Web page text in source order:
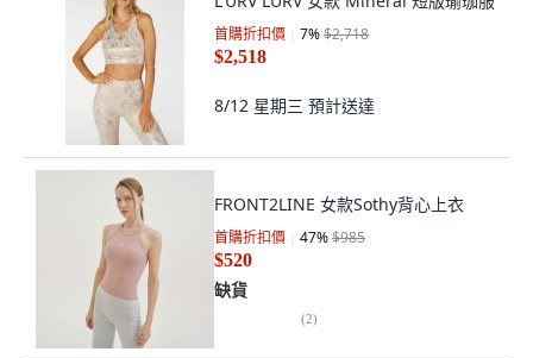
首購折扣價 7%$2,718
$2,518
8/12 星期三 預計送達
FRONT2LINE 女款Sothy背心上衣
首購折扣價 47%$985
$520
缺貨
(2)